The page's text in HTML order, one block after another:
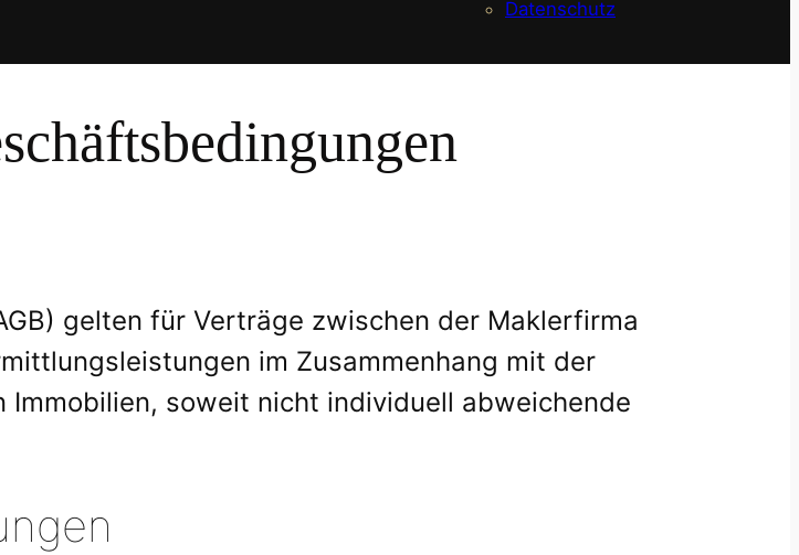
Datenschutz
gelten für Verträge zwischen der Maklerfirma
im Zusammenhang mit der
soweit nicht individuell abweichende